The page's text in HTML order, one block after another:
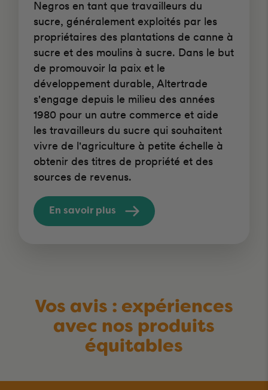
Negros en tant que travailleurs du
sucre, généralement exploités par les
propriétaires des plantations de canne à
sucre et des moulins à sucre. Dans le but
de promouvoir la paix et le
développement durable, Altertrade
s'engage depuis le milieu des années
1980 pour un autre commerce et aide
les travailleurs du sucre qui souhaitent
vivre de l'agriculture à petite échelle à
obtenir des titres de propriété et des
sources de revenus.
En savoir plus
Vos avis : expériences
avec nos produits
équitables